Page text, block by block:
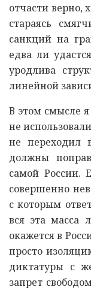
отчасти верно,
стараясь
санкций на
едва ли
уродлива
линейной
В этом смысле
не
не переходил
должны
самой России.
совершенно
с которым
вся эта масса
окажется в
просто
диктатуры с
запрет